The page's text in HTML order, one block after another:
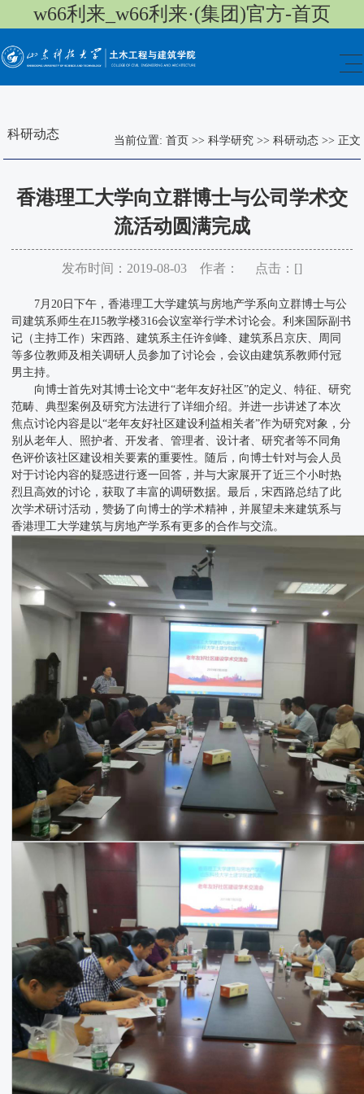
w66利来_w66利来·(集团)官方-首页
科研动态 当前位置: 首页 >> 科学研究>> 科研动态>> 正文
香港理工大学向立群博士与公司学术交
流活动圆满完成
发布时间：2019-08-03 作者： 点击：[]
7月20日下午，香港理工大学建筑与房地产学系向立群博士与公
司建筑系师生在J15教学楼316会议室举行学术讨论会。​利来国际副书
记（主持工作）宋西路、建筑系主任许剑峰、建筑系吕京庆、周同
等多位教师及相关调研人员参加了讨论会，会议由建筑系教师付冠
男主持。
向博士首先对其博士论文中“老年友好社区”的定义、特征、研究
范畴、典型案例及研究方法进行了详细介绍。并进一步讲述了本次
焦点讨论内容是以“老年友好社区建设利益相关者”作为研究对象，分
别从老年人、照护者、开发者、管理者、设计者、研究者等不同角
色评价该社区建设相关要素的重要性。随后，向博士针对与会人员
对于讨论内容的疑惑进行逐一回答，并与大家展开了近三个小时热
烈且高效的讨论，获取了丰富的调研数据。最后，宋西路总结了此
次学术研讨活动，赞扬了向博士的学术精神，并展望未来建筑系与
香港理工大学建筑与房地产学系有更多的合作与交流。